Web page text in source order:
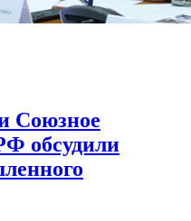
Союзное
обсудили